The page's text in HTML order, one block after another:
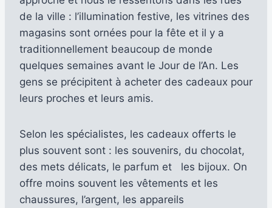
de la ville : l’illumination festive, les vitrines des
magasins sont ornées pour la fête et il y a
traditionnellement beaucoup de monde
quelques semaines avant le Jour de l’An. Les
gens se précipitent à acheter des cadeaux pour
leurs proches et leurs amis.
Selon les spécialistes, les cadeaux offerts le
plus souvent sont : les souvenirs, du chocolat,
des mets délicats, le parfum et les bijoux. On
offre moins souvent les vêtements et les
chaussures, l’argent, les appareils